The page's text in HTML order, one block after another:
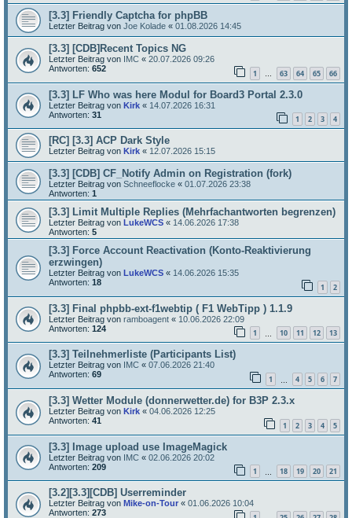
[3.3] Friendly Captcha for phpBB
Letzter Beitrag von Joe Kolade « 01.08.2026 14:45
[3.3] [CDB]Recent Topics NG
Letzter Beitrag von IMC « 20.07.2026 09:26
Antworten: 652 1 … 63 64 65 66
[3.3] LF Who was here Modul for Board3 Portal 2.3.0
Letzter Beitrag von Kirk « 14.07.2026 16:31
Antworten: 31 1 2 3 4
[RC] [3.3] ACP Dark Style
Letzter Beitrag von Kirk « 12.07.2026 15:15
[3.3] [CDB] CF_Notify Admin on Registration (fork)
Letzter Beitrag von Schneeflocke « 01.07.2026 23:38
Antworten: 1
[3.3] Limit Multiple Replies (Mehrfachantworten begrenzen)
Letzter Beitrag von LukeWCS « 14.06.2026 17:38
Antworten: 5
[3.3] Force Account Reactivation (Konto-Reaktivierung
erzwingen)
Letzter Beitrag von LukeWCS « 14.06.2026 15:35
Antworten: 18 1 2
[3.3] Final phpbb-ext-f1webtip ( F1 WebTipp ) 1.1.9
Letzter Beitrag von ramboagent « 10.06.2026 22:09
Antworten: 124 1 10 11 12 13
[3.3] Teilnehmerliste (Participants List)
Letzter Beitrag von IMC « 07.06.2026 21:40
Antworten: 69 1 4 5 6 7
[3.3] Wetter Module (donnerwetter.de) for B3P 2.3.x
Letzter Beitrag von Kirk « 04.06.2026 12:25
Antworten: 41 1 2 3 4 5
[3.3] Image upload use ImageMagick
Letzter Beitrag von IMC « 02.06.2026 20:02
Antworten: 209 1 18 19 20 21
[3.2][3.3][CDB] Userreminder
Letzter Beitrag von Mike-on-Tour « 01.06.2026 10:04
Antworten: 273